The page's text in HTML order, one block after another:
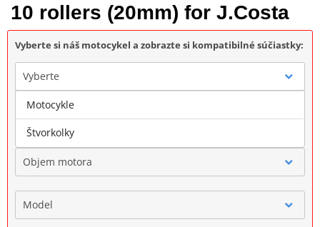
10 rollers (20mm) for J.Costa
Vyberte si náš motocykel a zobrazte si kompatibilné súčiastky:
Vyberte
Značka
Objem motora
Model
Motocykle
Štvorkolky